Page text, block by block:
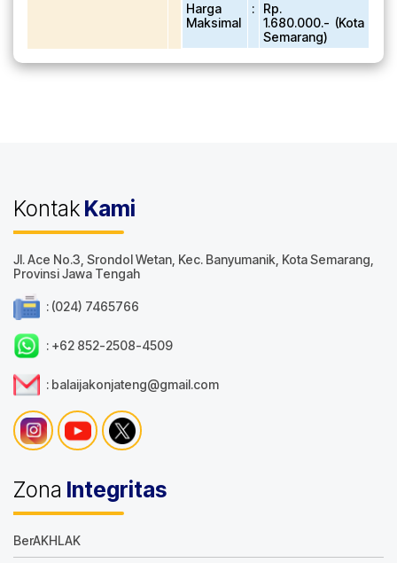
Harga
Maksimal
:
Rp.
1.680.000.- (Kota
Semarang)
Kontak Kami
Jl. Ace No.3, Srondol Wetan, Kec. Banyumanik, Kota Semarang,
Provinsi Jawa Tengah
: (024) 7465766
: +62 852-2508-4509
: balaijakonjateng@gmail.com
Zona Integritas
BerAKHLAK